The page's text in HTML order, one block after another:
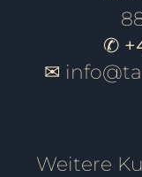
✆
✉
Weitere